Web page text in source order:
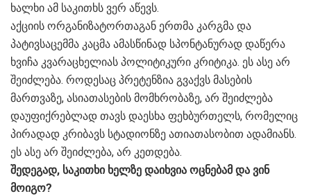
ხალხი ამ საკითხს ვერ აწევს.
აქციის ორგანიზატორთაგან ერთმა კარგმა და
პატივსაცემმა კაცმა ამასწინად სპონტანურად დაწერა
ხვიჩა კვარაცხელიას პოლიტიკური კრიტიკა. ეს ასე არ
შეიძლება. როდესაც პრეტენზია გვაქვს მასების
მართვაზე, ასიათასების მომხრობაზე, არ შეიძლება
დაუფიქრებლად თავს დაესხა ფეხბურთელს, რომელიც
პირადად კრიბავს სტადიონზე ათიათასობით ადამიანს.
ეს ასე არ შეიძლება, არ კეთდება.
შედეგად, საკითხი ხელზე დაიხვია ოცნებამ და ვინ
მოიგო?